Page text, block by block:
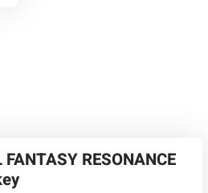
FANTASY RESONANCE